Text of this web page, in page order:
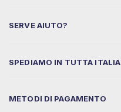
SERVE AIUTO?
SPEDIAMO IN TUTTA ITALIA
METODI DI PAGAMENTO